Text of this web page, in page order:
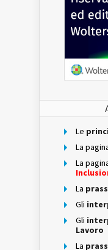
Le
La
La
La
Gli
Gli
Lavoro
La